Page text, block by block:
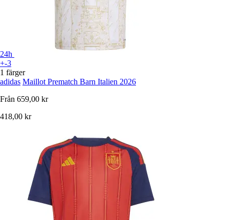
24h
+-3
1 färger
adidas Maillot Prematch Barn Italien 2026
Från 659,00 kr
418,00 kr